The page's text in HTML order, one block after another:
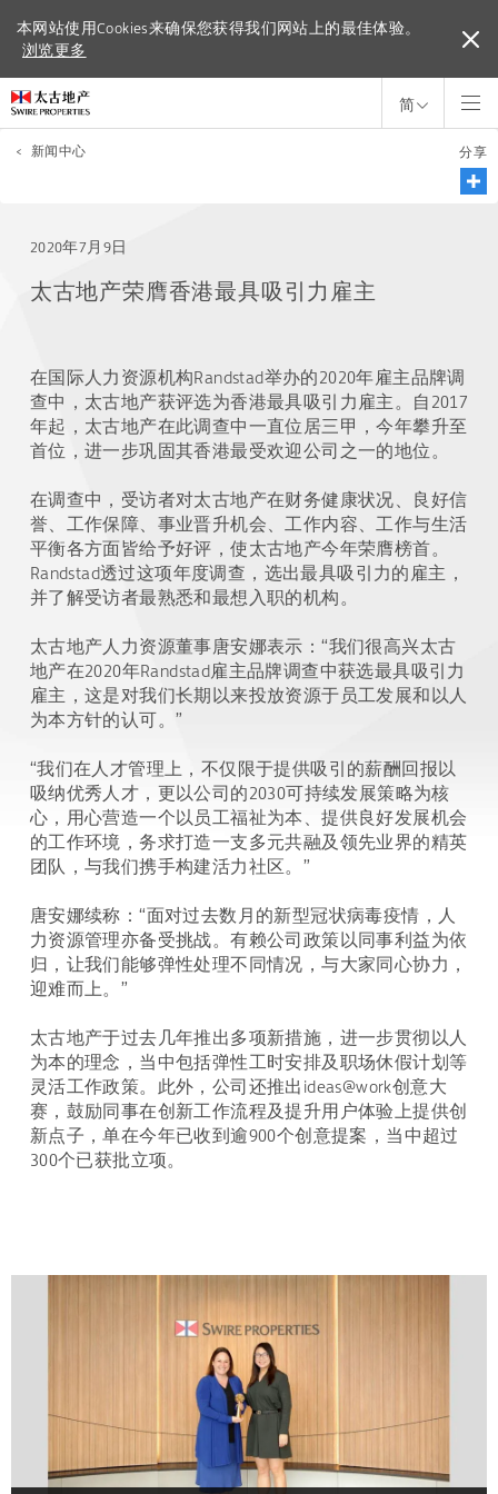
本网站使用Cookies来确保您获得我们网站上的最佳体验。
浏览更多
本网站使用Cookies来确保您获得我们网站上的最佳体验。
浏览更多
简
< 新闻中心 分享
2020年7月9日
太古地产荣膺香港最具吸引力雇主
在国际人力资源机构Randstad举办的2020年雇主品牌调
查中，太古地产获评选为香港最具吸引力雇主。自2017
年起，太古地产在此调查中一直位居三甲，今年攀升至
首位，进一步巩固其香港最受欢迎公司之一的地位。
在调查中，受访者对太古地产在财务健康状况、良好信
誉、工作保障、事业晋升机会、工作内容、工作与生活
平衡各方面皆给予好评，使太古地产今年荣膺榜首。
Randstad透过这项年度调查，选出最具吸引力的雇主，
并了解受访者最熟悉和最想入职的机构。
太古地产人力资源董事唐安娜表示：“我们很高兴太古
地产在2020年Randstad雇主品牌调查中获选最具吸引力
雇主，这是对我们长期以来投放资源于员工发展和以人
为本方针的认可。”
“我们在人才管理上，不仅限于提供吸引的薪酬回报以
吸纳优秀人才，更以公司的2030可持续发展策略为核
心，用心营造一个以员工福祉为本、提供良好发展机会
的工作环境，务求打造一支多元共融及领先业界的精英
团队，与我们携手构建活力社区。”
唐安娜续称：“面对过去数月的新型冠状病毒疫情，人
力资源管理亦备受挑战。有赖公司政策以同事利益为依
归，让我们能够弹性处理不同情况，与大家同心协力，
迎难而上。”
太古地产于过去几年推出多项新措施，进一步贯彻以人
为本的理念，当中包括弹性工时安排及职场休假计划等
灵活工作政策。此外，公司还推出ideas@work创意大
赛，鼓励同事在创新工作流程及提升用户体验上提供创
新点子，单在今年已收到逾900个创意提案，当中超过
300个已获批立项。